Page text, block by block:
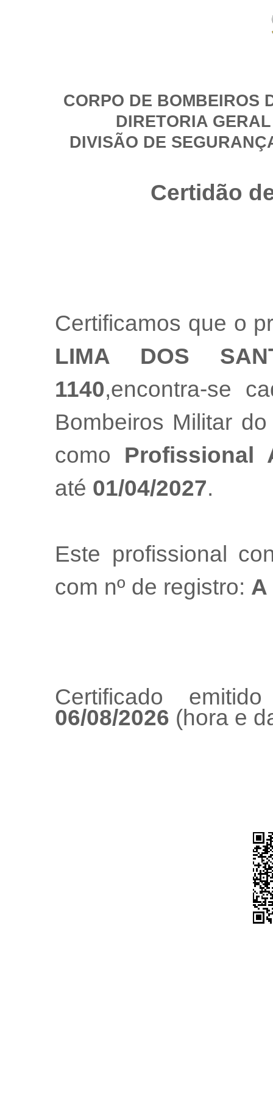
CORPO DE BOMBEIROS
DIRETORIA
DIVISÃO DE
Certidão
Certificamos que o
LIMA DOS
1140,encontra-se
Bombeiros Militar
como Profissional
até 01/04/2027.
Este profissional
com nº de registro: A
Certificado
06/08/2026 (hora e